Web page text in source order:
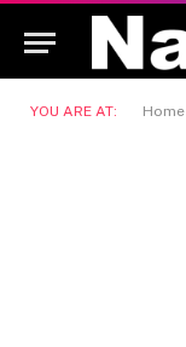
YOU ARE AT: Home